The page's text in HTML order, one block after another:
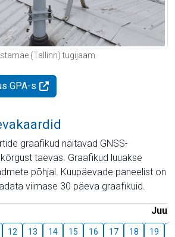
(Tallinn) tugijaam
GPA-s
graafikud näitavad GNSS-
taevas. Graafikud luuakse
põhjal. Kuupäevade paneelist on
viimase 30 päeva graafikuid.
Juuli
12 13 14 15 16 17 18 19